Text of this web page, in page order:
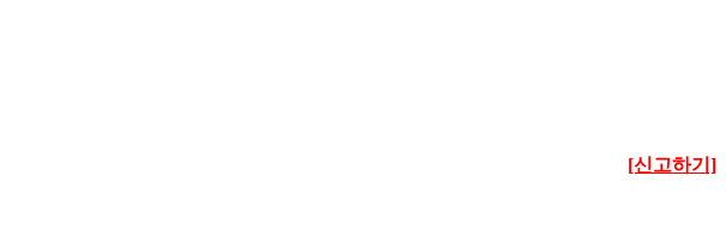
[신고하기]